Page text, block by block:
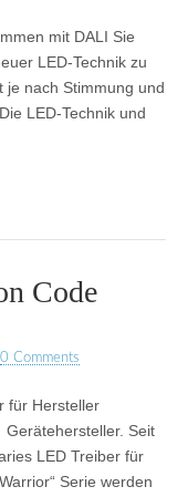
mit DALI Sie
LED-Technik zu
je nach Stimmung und
LED-Technik und
Code
0 Comments
für Hersteller
Seit
LED Treiber für
Serie werden